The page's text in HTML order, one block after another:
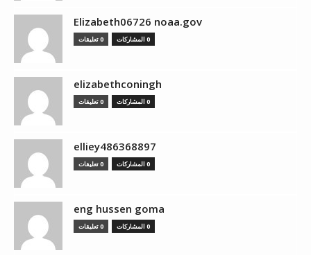
Elizabeth06726 noaa.gov
0 المشاركات 0 تعليقات
elizabethconingh
0 المشاركات 0 تعليقات
elliey486368897
0 المشاركات 0 تعليقات
eng hussen goma
0 المشاركات 0 تعليقات